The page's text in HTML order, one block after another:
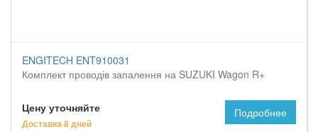
ENGITECH ENT910031
Комплект проводів запалення на SUZUKI Wagon R+
Цену уточняйте
Доставка 8 дней
Подробнее